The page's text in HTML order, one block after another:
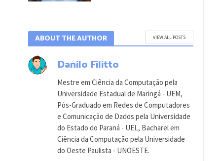
ABOUT THE AUTHOR VIEW ALL POSTS
Danilo Filitto
Mestre em Ciência da Computação pela
Universidade Estadual de Maringá - UEM,
Pós-Graduado em Redes de Computadores
e Comunicação de Dados pela Universidade
do Estado do Paraná - UEL, Bacharel em
Ciência da Computação pela Universidade
do Oeste Paulista - UNOESTE.